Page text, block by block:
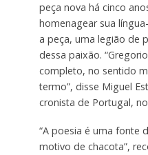
peça nova há cinco
homenagear sua
a peça, uma legião de
dessa paixão.
completo, no sentido
termo”, disse Miguel
cronista de Portugal,
“A poesia é uma fonte
motivo de chacota”,